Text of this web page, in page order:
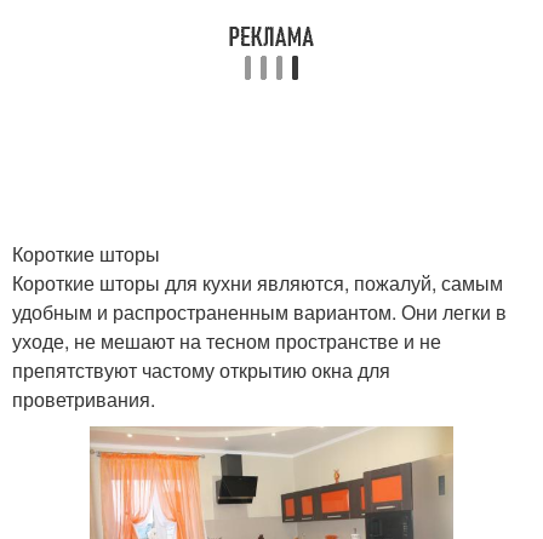
Короткие шторы
Короткие шторы для кухни являются, пожалуй, самым
удобным и распространенным вариантом. Они легки в
уходе, не мешают на тесном пространстве и не
препятствуют частому открытию окна для
проветривания.